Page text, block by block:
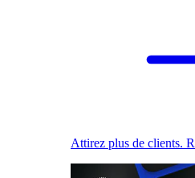
Attirez plus de clients.